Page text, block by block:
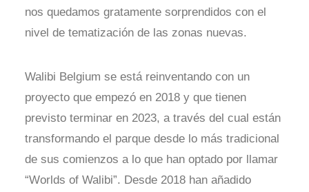
nos quedamos gratamente sorprendidos con el
nivel de tematización de las zonas nuevas.
Walibi Belgium se está reinventando con un
proyecto que empezó en 2018 y que tienen
previsto terminar en 2023, a través del cual están
transformando el parque desde lo más tradicional
de sus comienzos a lo que han optado por llamar
“Worlds of Walibi”. Desde 2018 han añadido